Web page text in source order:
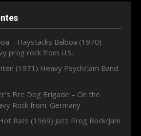
– Haystacks Balboa (1970)
prog rock from U.S.
(1971) Heavy Psych/Jam Band
Fire Dog Brigade – On the
Rock from: Germany
Rats (1969) Jazz Prog Rock/Jam